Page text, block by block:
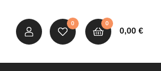
0 0
0,00 €